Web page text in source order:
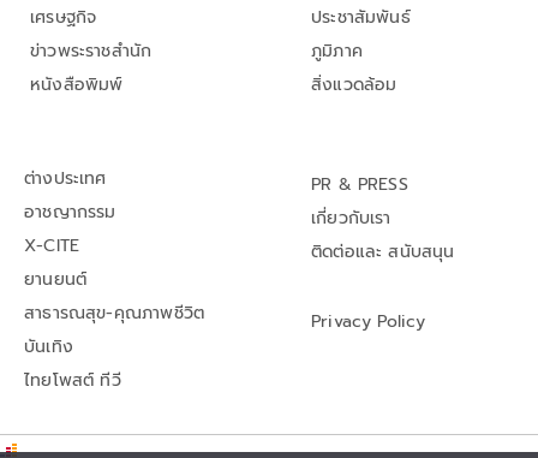
เศรษฐกิจ
ข่าวพระราชสำนัก
หนังสือพิมพ์
ประชาสัมพันธ์
ภูมิภาค
สิ่งแวดล้อม
ต่างประเทศ
อาชญากรรม
X-CITE
ยานยนต์
สาธารณสุข-คุณภาพชีวิต
บันเทิง
ไทยโพสต์ ทีวี
PR & PRESS
เกี่ยวกับเรา
ติดต่อและ สนับสนุน
Privacy Policy